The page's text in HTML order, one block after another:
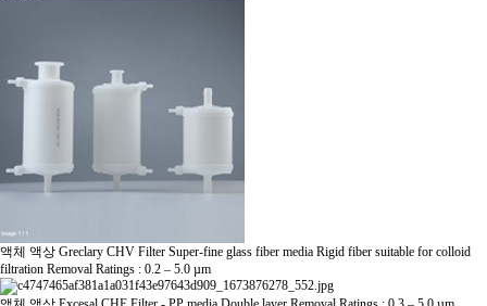
액체 액상 Greclary CHV Filter Super-fine glass fiber media Rigid fiber suitable for colloid
filtration Removal Ratings : 0.2 – 5.0 µm